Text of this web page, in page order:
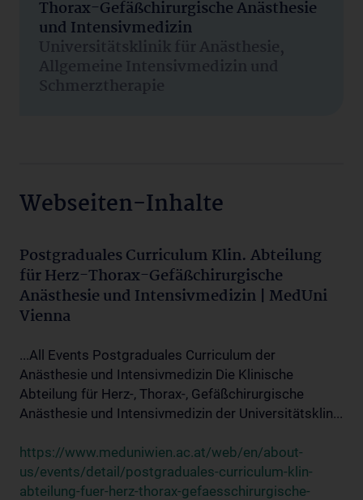
Thorax-Gefäßchirurgische Anästhesie
und Intensivmedizin
Universitätsklinik für Anästhesie,
Allgemeine Intensivmedizin und
Schmerztherapie
Webseiten-Inhalte
Postgraduales Curriculum Klin. Abteilung
für Herz-Thorax-Gefäßchirurgische
Anästhesie und Intensivmedizin | MedUni
Vienna
...All Events Postgraduales Curriculum der
Anästhesie und Intensivmedizin Die Klinische
Abteilung für Herz-, Thorax-, Gefäßchirurgische
Anästhesie und Intensivmedizin der Universitätsklin...
https://www.meduniwien.ac.at/web/en/about-
us/events/detail/postgraduales-curriculum-klin-
abteilung-fuer-herz-thorax-gefaesschirurgische-